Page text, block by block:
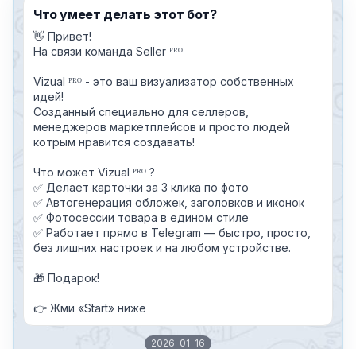
Что умеет делать этот бот?
👋 Привет!
На связи команда Seller ᴾᴿᴼ
Vizual ᴾᴿᴼ - это ваш визуализатор собственных
идей!
Созданный специально для селлеров,
менеджеров маркетплейсов и просто людей
котрым нравится создавать!
Что может Vizual ᴾᴿᴼ ?
✅ Делает карточки за 3 клика по фото
✅ Автогенерация обложек, заголовков и иконок
✅ Фотосессии товара в едином стиле
✅ Работает прямо в Telegram — быстро, просто,
без лишних настроек и на любом устройстве.
🎁 Подарок!
👉 Жми «Start» ниже
2026-01-16